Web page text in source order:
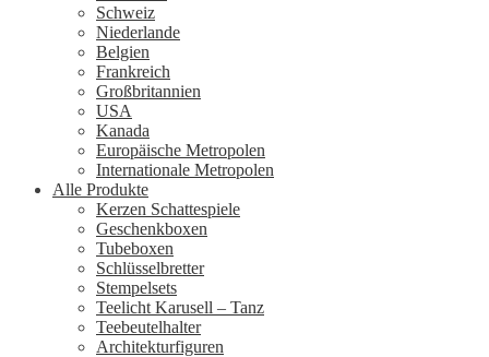
Schweiz
Niederlande
Belgien
Frankreich
Großbritannien
USA
Kanada
Europäische Metropolen
Internationale Metropolen
Alle Produkte
Kerzen Schattespiele
Geschenkboxen
Tubeboxen
Schlüsselbretter
Stempelsets
Teelicht Karusell – Tanz
Teebeutelhalter
Architekturfiguren